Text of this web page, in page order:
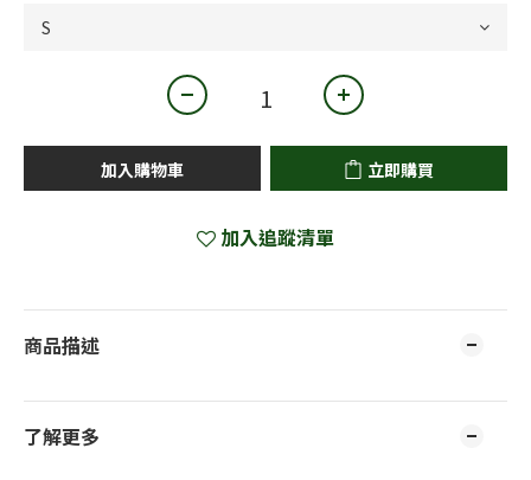
加入購物車 立即購買
加入追蹤清單
商品描述
了解更多